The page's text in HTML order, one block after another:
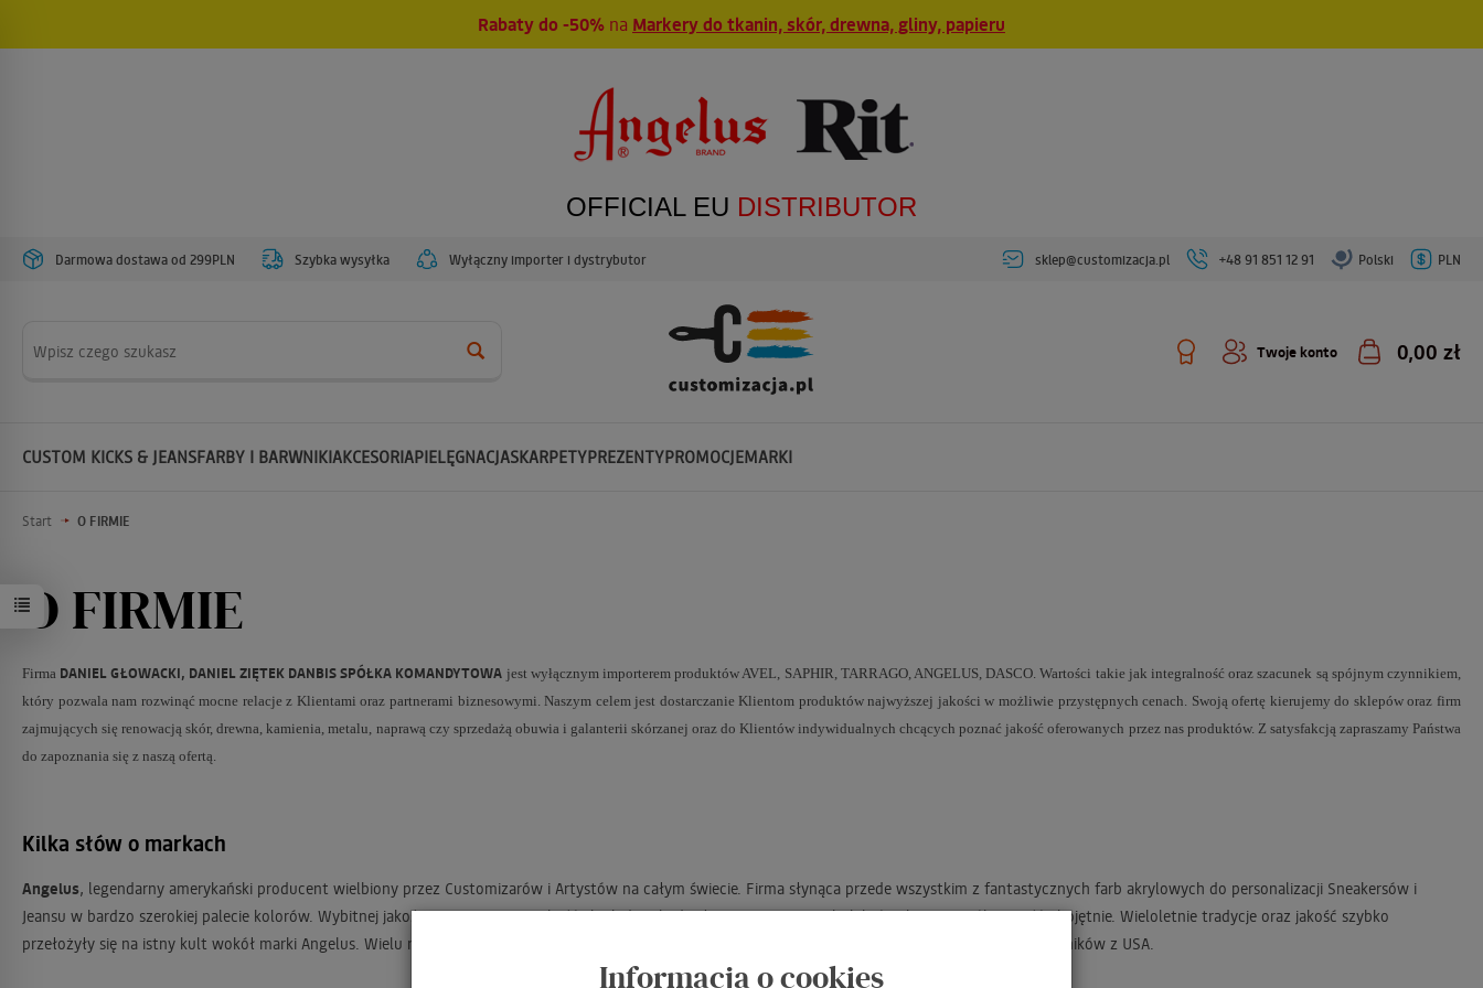
Rabaty do -50% na Markery do tkanin, skór, drewna, gliny, papieru
OFFICIAL EU DISTRIBUTOR
Darmowa dostawa od 299PLN Szybka wysyłka Wyłączny importer i dystrybutor sklep@customizacja.pl +48 91 851 12 91 Polski PLN
Twoje konto 0,00 zł
CUSTOM KICKS & JEANSFARBY I BARWNIKIAKCESORIAPIELĘGNACJASKARPETYPREZENTYPROMOCJEMARKI
Start O FIRMIE
O FIRMIE
Firma DANIEL GŁOWACKI, DANIEL ZIĘTEK DANBIS SPÓŁKA KOMANDYTOWA jest wyłącznym importerem produktów AVEL, SAPHIR, TARRAGO, ANGELUS, DASCO. Wartości takie jak integralność oraz szacunek są spójnym czynnikiem,
który pozwala nam rozwinąć mocne relacje z Klientami oraz partnerami biznesowymi. Naszym celem jest dostarczanie Klientom produktów najwyższej jakości w możliwie przystępnych cenach. Swoją ofertę kierujemy do sklepów oraz firm
zajmujących się renowacją skór, drewna, kamienia, metalu, naprawą czy sprzedażą obuwia i galanterii skórzanej oraz do Klientów indywidualnych chcących poznać jakość oferowanych przez nas produktów. Z satysfakcją zapraszamy Państwa
do zapoznania się z naszą ofertą.
Kilka słów o markach
Angelus, legendarny amerykański producent wielbiony przez Customizarów i Artystów na całym świecie. Firma słynąca przede wszystkim z fantastycznych farb akrylowych do personalizacji Sneakersów i
Jeansu w bardzo szerokiej palecie kolorów. Wybitnej jakości pigmenty oraz jakość akryli do rękodzieła to argumenty, obok których nie sposób przejść obojętnie. Wieloletnie tradycje oraz jakość szybko
przełożyły się na istny kult wokół marki Angelus. Wielu nie wyobraża sobie customizacji butów i ubrań bez charakterystycznych farb akrylowych i barwników z USA.
Informacja o cookies